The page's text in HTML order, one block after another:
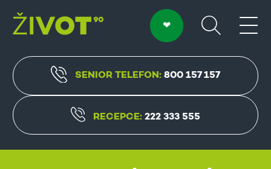
SENIOR TELEFON:800 157 157
RECEPCE:222 333 555